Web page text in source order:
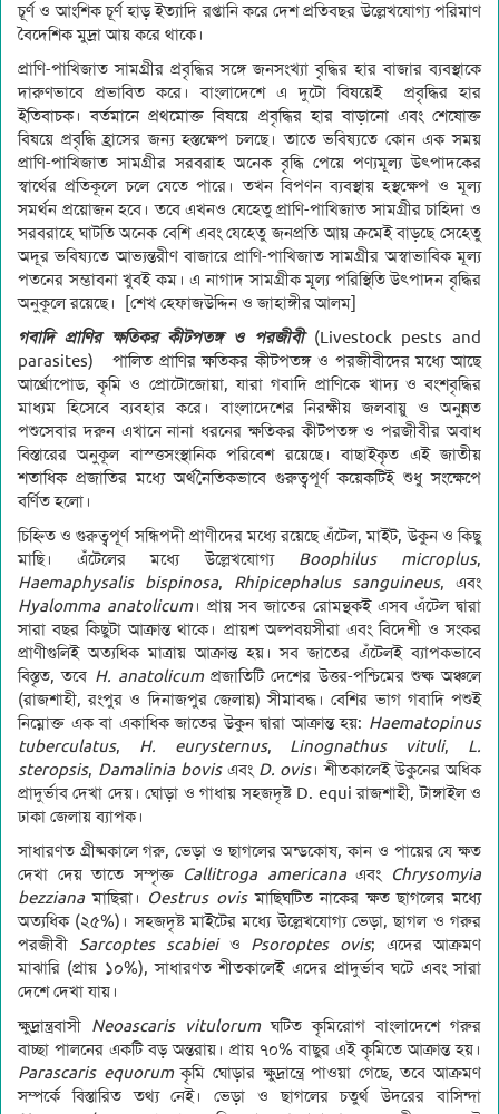
চূর্ণ ও আংশিক চূর্ণ হাড় ইত্যাদি রপ্তানি করে দেশ প্রতিবছর উল্লেখযোগ্য পরিমাণ
বৈদেশিক মুদ্রা আয় করে থাকে।
প্রাণি-পাখিজাত সামগ্রীর প্রবৃদ্ধির সঙ্গে জনসংখ্যা বৃদ্ধির হার বাজার ব্যবস্থাকে
দারুণভাবে প্রভাবিত করে। বাংলাদেশে এ দুটো বিষয়েই প্রবৃদ্ধির হার
ইতিবাচক। বর্তমানে প্রথমোক্ত বিষয়ে প্রবৃদ্ধির হার বাড়ানো এবং শেষোক্ত
বিষয়ে প্রবৃদ্ধি হ্রাসের জন্য হস্তক্ষেপ চলছে। তাতে ভবিষ্যতে কোন এক সময়
প্রাণি-পাখিজাত সামগ্রীর সরবরাহ অনেক বৃদ্ধি পেয়ে পণ্যমূল্য উৎপাদকের
স্বার্থের প্রতিকূলে চলে যেতে পারে। তখন বিপণন ব্যবস্থায় হস্থক্ষেপ ও মূল্য
সমর্থন প্রয়োজন হবে। তবে এখনও যেহেতু প্রাণি-পাখিজাত সামগ্রীর চাহিদা ও
সরবরাহে ঘাটতি অনেক বেশি এবং যেহেতু জনপ্রতি আয় ক্রমেই বাড়ছে সেহেতু
অদূর ভবিষ্যতে আভ্যন্তরীণ বাজারে প্রাণি-পাখিজাত সামগ্রীর অস্বাভাবিক মূল্য
পতনের সম্ভাবনা খুবই কম। এ নাগাদ সামগ্রীক মূল্য পরিস্থিতি উৎপাদন বৃদ্ধির
অনুকূলে রয়েছে। [শেখ হেফাজউদ্দিন ও জাহাঙ্গীর আলম]
গবাদি প্রাণির ক্ষতিকর কীটপতঙ্গ ও পরজীবী(Livestock pests and
parasites) পালিত প্রাণির ক্ষতিকর কীটপতঙ্গ ও পরজীবীদের মধ্যে আছে
আর্থ্রোপোড, কৃমি ও প্রোটোজোয়া, যারা গবাদি প্রাণিকে খাদ্য ও বংশবৃদ্ধির
মাধ্যম হিসেবে ব্যবহার করে। বাংলাদেশের নিরক্ষীয় জলবায়ু ও অনুন্নত
পশুসেবার দরুন এখানে নানা ধরনের ক্ষতিকর কীটপতঙ্গ ও পরজীবীর অবাধ
বিস্তারের অনুকূল বাস্ত্তসংস্থানিক পরিবেশ রয়েছে। বাছাইকৃত এই জাতীয়
শতাধিক প্রজাতির মধ্যে অর্থনৈতিকভাবে গুরুত্বপূর্ণ কয়েকটিই শুধু সংক্ষেপে
বর্ণিত হলো।
চিহ্নিত ও গুরুত্বপূর্ণ সন্ধিপদী প্রাণীদের মধ্যে রয়েছে এঁটেল, মাইট, উকুন ও কিছু
মাছি। এঁটেলের মধ্যে উল্লেখযোগ্য Boophilus microplus,
Haemaphysalis bispinosa, Rhipicephalus sanguineus, এবং
Hyalomma anatolicum। প্রায় সব জাতের রোমন্থকই এসব এঁটেল দ্বারা
সারা বছর কিছুটা আক্রান্ত থাকে। প্রায়শ অল্পবয়সীরা এবং বিদেশী ও সংকর
প্রাণীগুলিই অত্যধিক মাত্রায় আক্রান্ত হয়। সব জাতের এঁটেলই ব্যাপকভাবে
বিস্তৃত, তবে H. anatolicumপ্রজাতিটি দেশের উত্তর-পশ্চিমের শুষ্ক অঞ্চলে
(রাজশাহী, রংপুর ও দিনাজপুর জেলায়) সীমাবদ্ধ। বেশির ভাগ গবাদি পশুই
নিম্নোক্ত এক বা একাধিক জাতের উকুন দ্বারা আক্রান্ত হয়: Haematopinus
tuberculatus, H. eurysternus, Linognathus vituli, L.
steropsis, Damalinia bovisএবং D. ovis। শীতকালেই উকুনের অধিক
প্রাদুর্ভাব দেখা দেয়। ঘোড়া ও গাধায় সহজদৃষ্ট D. equi রাজশাহী, টাঙ্গাইল ও
ঢাকা জেলায় ব্যাপক।
সাধারণত গ্রীষ্মকালে গরু, ভেড়া ও ছাগলের অন্ডকোষ, কান ও পায়ের যে ক্ষত
দেখা দেয় তাতে সম্পৃক্ত Callitroga americanaএবং
Chrysomyia
bezziana মাছিরা। Oestrus ovisমাছিঘটিত নাকের ক্ষত ছাগলের মধ্যে
অত্যধিক (২৫%)। সহজদৃষ্ট মাইটের মধ্যে উল্লেখযোগ্য ভেড়া, ছাগল ও গরুর
পরজীবী Sarcoptes scabieiও Psoroptes ovis; এদের আক্রমণ
মাঝারি (প্রায় ১০%), সাধারণত শীতকালেই এদের প্রাদুর্ভাব ঘটে এবং সারা
দেশে দেখা যায়।
ক্ষুদ্রান্ত্রবাসী Neoascaris vitulorumঘটিত কৃমিরোগ বাংলাদেশে গরুর
বাচ্ছা পালনের একটি বড় অন্তরায়। প্রায় ৭০% বাছুর এই কৃমিতে আক্রান্ত হয়।
Parascaris equorumকৃমি ঘোড়ার ক্ষুদ্রান্ত্রে পাওয়া গেছে, তবে আক্রমণ
সম্পর্কে বিস্তারিত তথ্য নেই। ভেড়া ও ছাগলের চতুর্থ উদরের বাসিন্দা